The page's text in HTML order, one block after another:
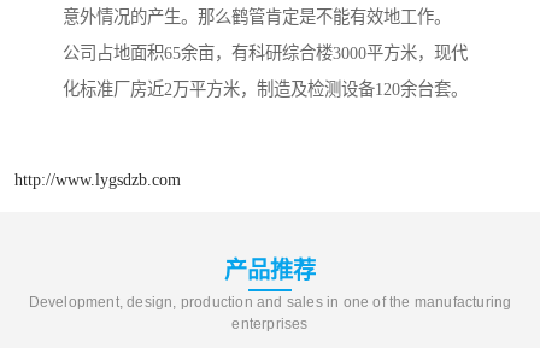
意外情况的产生。那么鹤管肯定是不能有效地工作。
公司占地面积65余亩，有科研综合楼3000平方米，现代
化标准厂房近2万平方米，制造及检测设备120余台套。
http://www.lygsdzb.com
产品推荐
Development, design, production and sales in one of the manufacturing
enterprises